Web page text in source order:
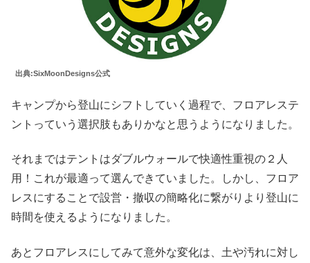
出典:SixMoonDesigns公式
キャンプから登山にシフトしていく過程で、フロアレステ
ントっていう選択肢もありかなと思うようになりました。
それまではテントはダブルウォールで快適性重視の２人
用！これが最適って選んできていました。しかし、フロア
レスにすることで設営・撤収の簡略化に繋がりより登山に
時間を使えるようになりました。
あとフロアレスにしてみて意外な変化は、土や汚れに対し